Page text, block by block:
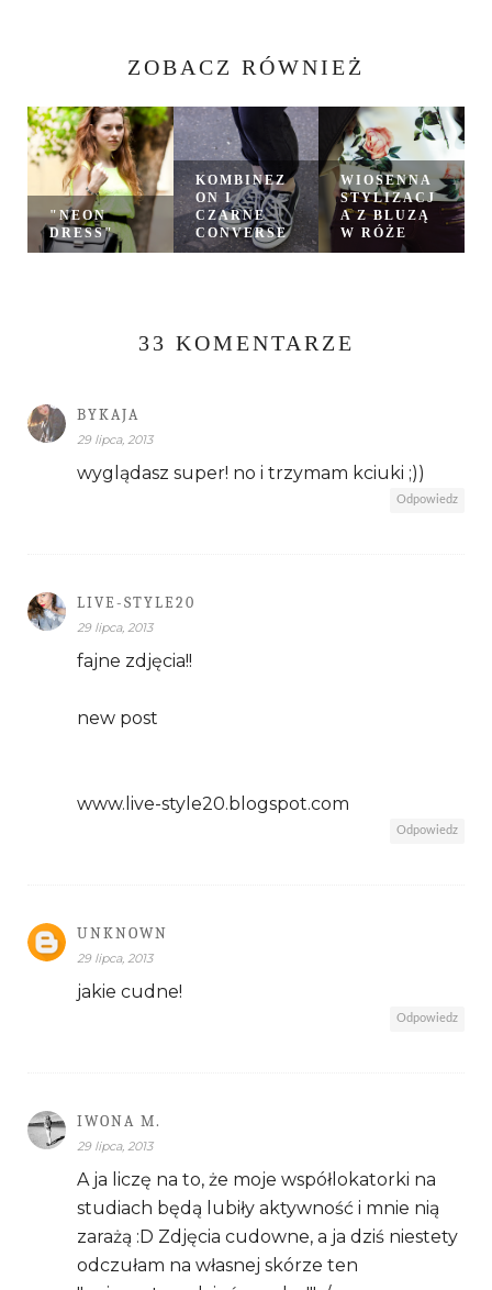
ZOBACZ RÓWNIEŻ
"NEON
DRESS"
KOMBINEZ
ON I
CZARNE
CONVERSE
WIOSENNA
STYLIZACJ
A Z BLUZĄ
W RÓŻE
33 KOMENTARZE
BYKAJA
29 lipca, 2013
wyglądasz super! no i trzymam kciuki ;))
Odpowiedz
LIVE-STYLE20
29 lipca, 2013
fajne zdjęcia!!
new post
www.live-style20.blogspot.com
Odpowiedz
UNKNOWN
29 lipca, 2013
jakie cudne!
Odpowiedz
IWONA M.
29 lipca, 2013
A ja liczę na to, że moje współlokatorki na
studiach będą lubiły aktywność i mnie nią
zarażą :D Zdjęcia cudowne, a ja dziś niestety
odczułam na własnej skórze ten